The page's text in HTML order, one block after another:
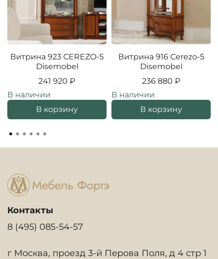
Витрина 923 CEREZO-5
Disemobel
241 920 ₽
В наличии
В корзину
Витрина 916 Cerezo-5
Disemobel
236 880 ₽
В наличии
В корзину
Контакты
8 (495) 085-54-57
г Москва, проезд 3-й Перова Поля, д 4 стр 1